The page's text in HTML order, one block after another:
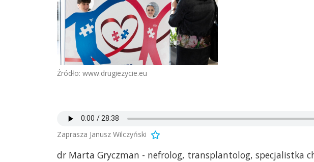
Źródło: www.drugiezycie.eu
Zaprasza Janusz Wilczyński
dr Marta Gryczman - nefrolog, transplantolog, specjalistka